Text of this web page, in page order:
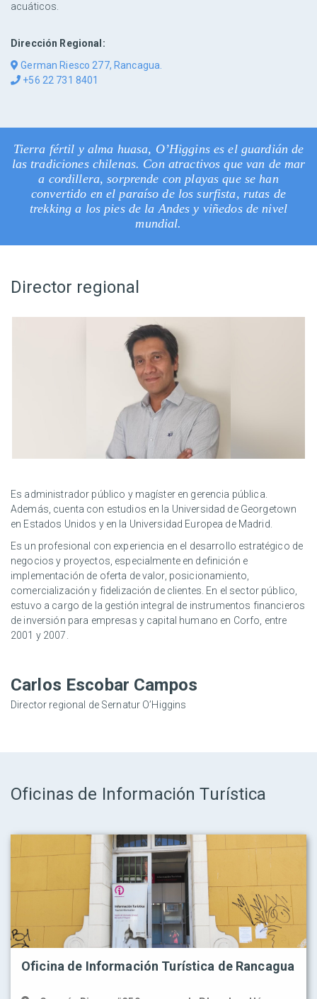
acuáticos.
Dirección Regional:
German Riesco 277, Rancagua.
+56 22 731 8401
Tierra fértil y alma huasa, O’Higgins es el guardián de
las tradiciones chilenas. Con atractivos que van de mar
a cordillera, sorprende con playas que se han
convertido en el paraíso de los surfista, rutas de
trekking a los pies de la Andes y viñedos de nivel
mundial.
Director regional
Es administrador público y magíster en gerencia pública.
Además, cuenta con estudios en la Universidad de Georgetown
en Estados Unidos y en la Universidad Europea de Madrid.
Es un profesional con experiencia en el desarrollo estratégico de
negocios y proyectos, especialmente en definición e
implementación de oferta de valor, posicionamiento,
comercialización y fidelización de clientes. En el sector público,
estuvo a cargo de la gestión integral de instrumentos financieros
de inversión para empresas y capital humano en Corfo, entre
2001 y 2007.
Carlos Escobar Campos
Director regional de Sernatur O’Higgins
Oficinas de Información Turística
Oficina de Información Turística de Rancagua